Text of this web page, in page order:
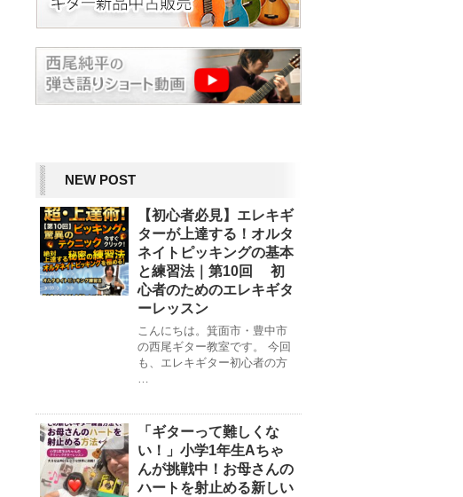
NEW POST
【初心者必見】エレキギ
ターが上達する！オルタ
ネイトピッキングの基本
と練習法｜第10回 初
心者のためのエレキギタ
ーレッスン
こんにちは。箕面市・豊中市
の西尾ギター教室です。 今回
も、エレキギター初心者の方
…
「ギターって難しくな
い！」小学1年生Aちゃ
んが挑戦中！お母さんの
ハートを射止める新しい